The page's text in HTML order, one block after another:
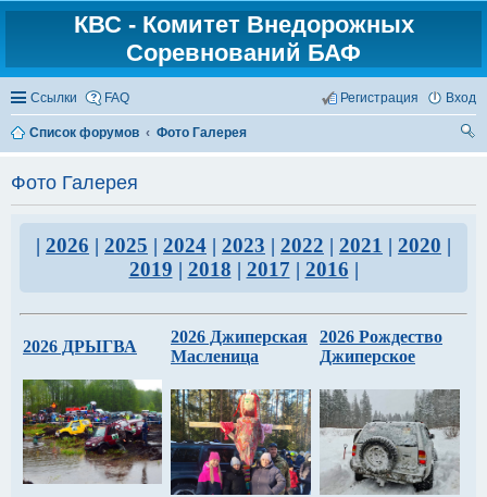
КВС - Комитет Внедорожных
Соревнований БАФ
Ссылки FAQ Вход
Регистрация
Список форумов
Фото Галерея
Фото Галерея